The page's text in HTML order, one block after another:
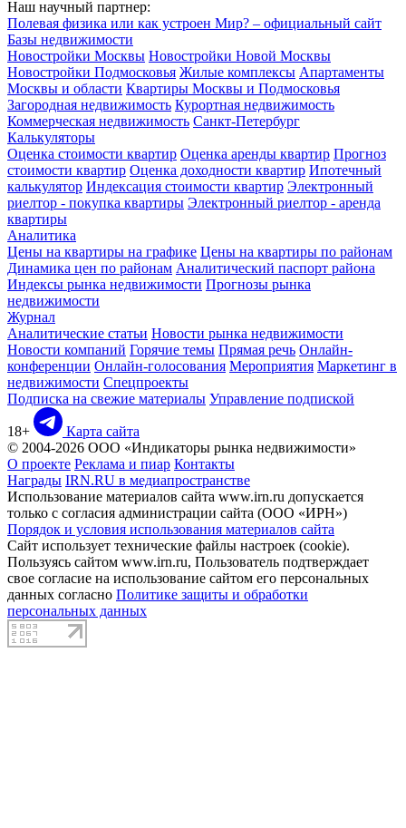
Наш научный партнер:
Полевая физика или как устроен Мир? – официальный сайт
Базы недвижимости
Новостройки Москвы Новостройки Новой Москвы
Новостройки Подмосковья Жилые комплексы Апартаменты
Москвы и области Квартиры Москвы и Подмосковья
Загородная недвижимость Курортная недвижимость
Коммерческая недвижимость Санкт-Петербург
Калькуляторы
Оценка стоимости квартир Оценка аренды квартир Прогноз
стоимости квартир Оценка доходности квартир Ипотечный
калькулятор Индексация стоимости квартир Электронный
риелтор - покупка квартиры Электронный риелтор - аренда
квартиры
Аналитика
Цены на квартиры на графике Цены на квартиры по районам
Динамика цен по районам Аналитический паспорт района
Индексы рынка недвижимости Прогнозы рынка
недвижимости
Журнал
Аналитические статьи Новости рынка недвижимости
Новости компаний Горячие темы Прямая речь Онлайн-
конференции Онлайн-голосования Мероприятия Маркетинг в
недвижимости Спецпроекты
Подписка на свежие материалы Управление подпиской
18+
Карта сайта
© 2004-2026 ООО «Индикаторы рынка недвижимости»
О проекте Реклама и пиар Контакты
Награды IRN.RU в медиапространстве
Использование материалов сайта www.irn.ru допускается
только с согласия администрации сайта (ООО «ИРН»)
Порядок и условия использования материалов сайта
Сайт использует технические файлы настроек (cookie).
Пользуясь сайтом www.irn.ru, Пользователь подтверждает
свое согласие на использование сайтом его персональных
данных согласно Политике защиты и обработки
персональных данных